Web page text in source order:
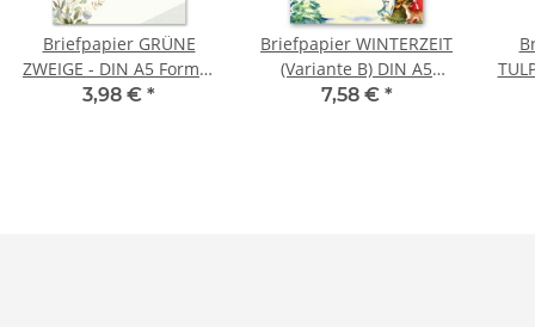
Briefpapier GRÜNE
ZWEIGE - DIN A5 Format
50 Blatt
3,98 € *
Briefpapier WINTERZEIT
(Variante B) DIN A5
Format 100 Blatt
7,58 € *